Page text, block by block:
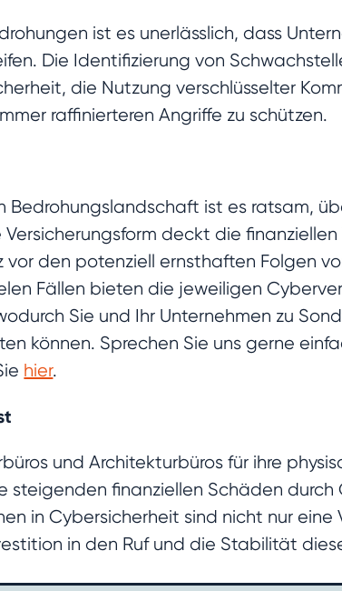
ist es unerlässlich, dass
Die Identifizierung von
die Nutzung verschlüsselter
raffinierteren Angriffe zu schützen.
ist es ratsam,
deckt die
den potenziell ernsthaften Folgen
Fällen bieten die jeweiligen
Sie und Ihr Unternehmen zu
können. Sprechen Sie uns gerne
hier.
und Architekturbüros für ihre
finanziellen Schäden durch
in Cybersicherheit sind nicht nur
in den Ruf und die Stabilität